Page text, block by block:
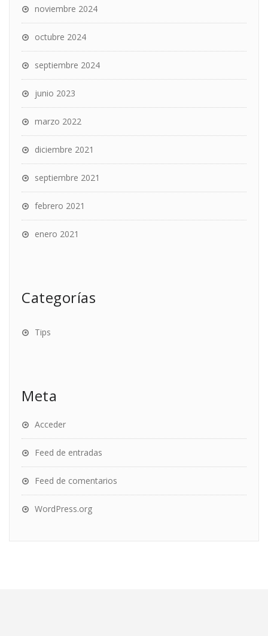
noviembre 2024
octubre 2024
septiembre 2024
junio 2023
marzo 2022
diciembre 2021
septiembre 2021
febrero 2021
enero 2021
Categorías
Tips
Meta
Acceder
Feed de entradas
Feed de comentarios
WordPress.org